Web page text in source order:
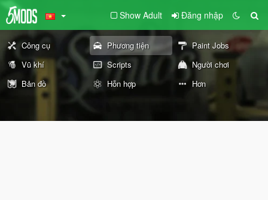
Show Adult Đăng nhập
Công cụ Phương tiện
Paint Jobs
Vũ khí
Scripts
Người chơi
Bản đồ
Hỗn hợp Hơn